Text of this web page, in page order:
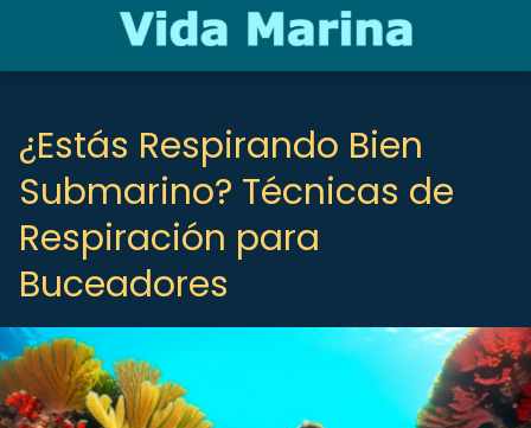
¿Estás Respirando Bien
Submarino? Técnicas de
Respiración para
Buceadores